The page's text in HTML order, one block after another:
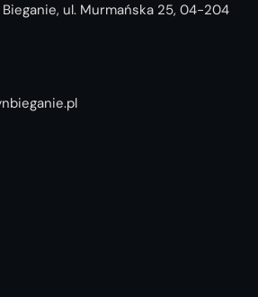
Bieganie, ul. Murmańska 25, 04-204